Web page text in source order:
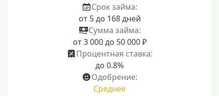
Срок займа:
от 5 до 168 дней
Сумма займа:
от 3 000 до 50 000 ₽
Процентная ставка:
до 0.8%
Одобрение:
Среднее